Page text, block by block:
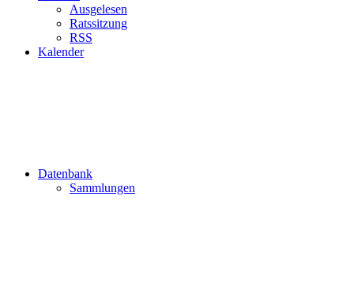
Ausgelesen
Ratssitzung
RSS
Kalender
Datenbank
Sammlungen